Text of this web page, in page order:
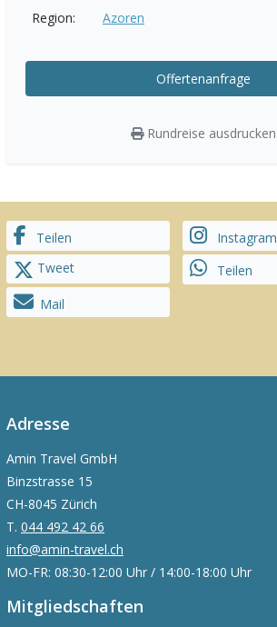
Region: Azoren
Offertenanfrage
Rundreise ausdrucken
Teilen
Instagram
Tweet
Teilen
Mail
Adresse
Amin Travel GmbH
Binzstrasse 15
CH-8045 Zürich
T. 044 492 42 66
info@amin-travel.ch
MO-FR: 08:30-12:00 Uhr / 14:00-18:00 Uhr
Mitgliedschaften